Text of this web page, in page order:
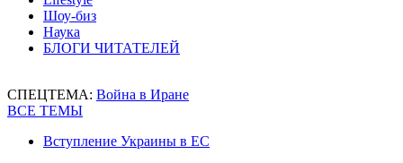
Шоу-биз
Наука
БЛОГИ ЧИТАТЕЛЕЙ
СПЕЦТЕМА: Война в Иране
ВСЕ ТЕМЫ
Вступление Украины в ЕС